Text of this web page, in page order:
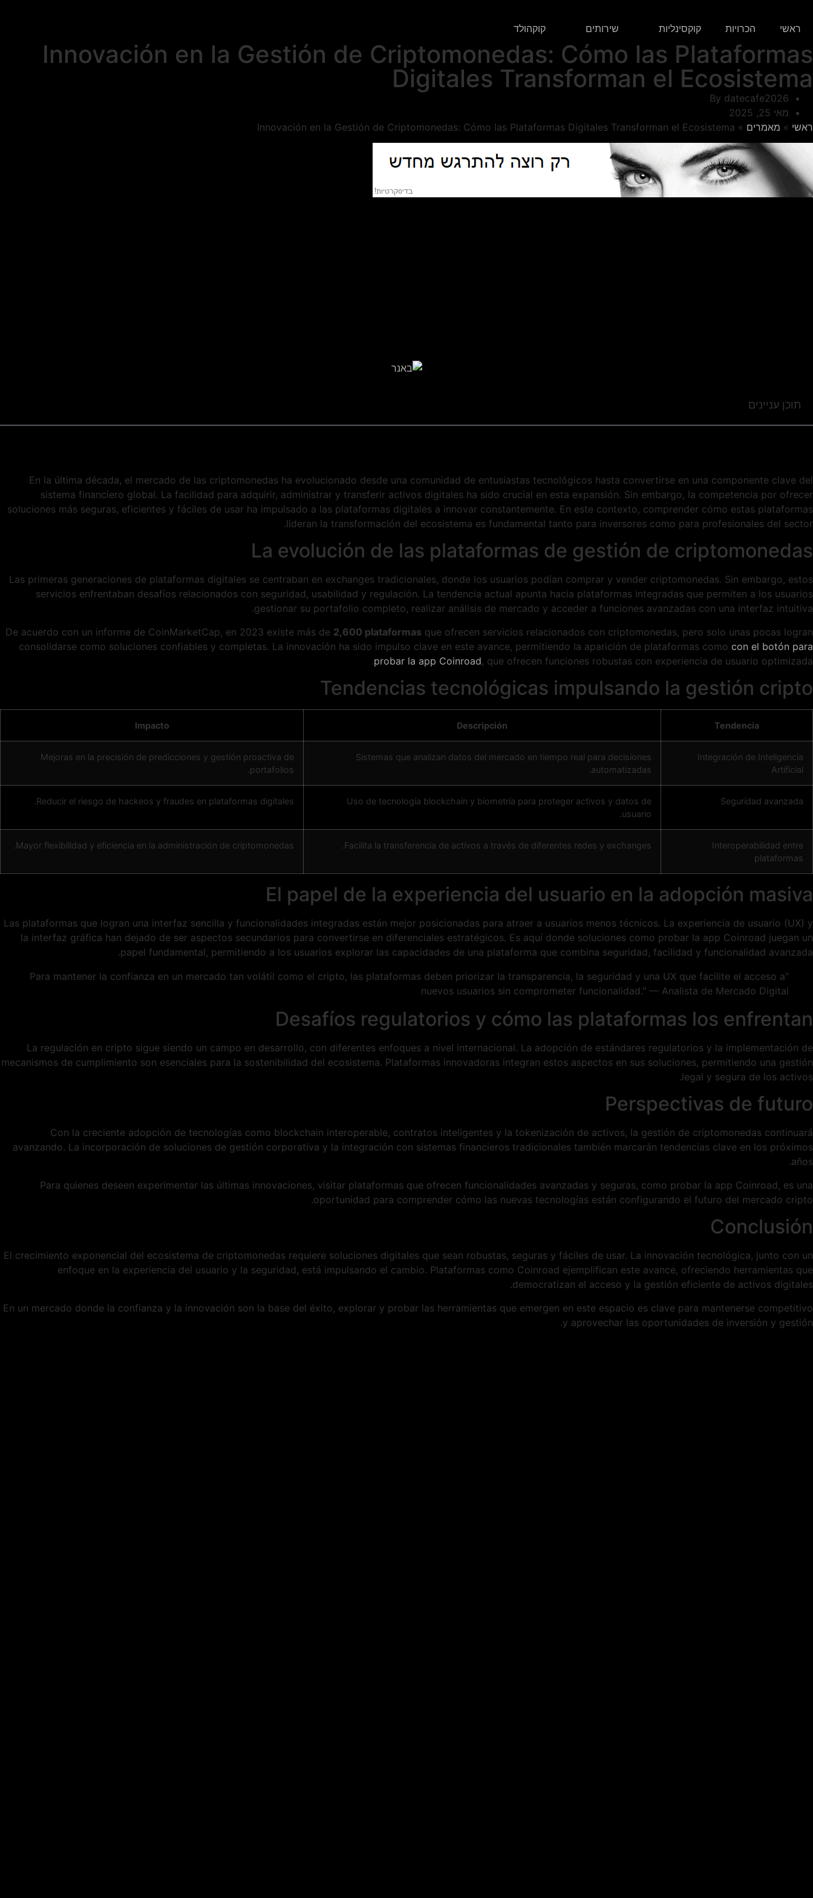
ראשי הכרויות קוקסינליות שירותים קוקהולד
Innovación en la Gestión de Criptomonedas: Cómo las Plataformas
Digitales Transforman el Ecosistema
By datecafe2026
מאי 25, 2025
ראשי » מאמרים »
Innovación en la Gestión de Criptomonedas: Cómo las Plataformas Digitales Transforman el Ecosistema
תוכן עניינים
En la última década, el mercado de las criptomonedas ha evolucionado desde una comunidad de entusiastas tecnológicos hasta convertirse en una componente clave del
sistema financiero global. La facilidad para adquirir, administrar y transferir activos digitales ha sido crucial en esta expansión. Sin embargo, la competencia por ofrecer
soluciones más seguras, eficientes y fáciles de usar ha impulsado a las plataformas digitales a innovar constantemente. En este contexto, comprender cómo estas plataformas
lideran la transformación del ecosistema es fundamental tanto para inversores como para profesionales del sector.
La evolución de las plataformas de gestión de criptomonedas
Las primeras generaciones de plataformas digitales se centraban en exchanges tradicionales, donde los usuarios podían comprar y vender criptomonedas. Sin embargo, estos
servicios enfrentaban desafíos relacionados con seguridad, usabilidad y regulación. La tendencia actual apunta hacia plataformas integradas que permiten a los usuarios
gestionar su portafolio completo, realizar análisis de mercado y acceder a funciones avanzadas con una interfaz intuitiva.
De acuerdo con un informe de CoinMarketCap, en 2023 existe más de 2,600 plataformas que ofrecen servicios relacionados con criptomonedas, pero solo unas pocas logran
consolidarse como soluciones confiables y completas. La innovación ha sido impulso clave en este avance, permitiendo la aparición de plataformas como con el botón para
probar la app Coinroad, que ofrecen funciones robustas con experiencia de usuario optimizada.
Tendencias tecnológicas impulsando la gestión cripto
Tendencia
Descripción
Impacto
Integración de Inteligencia
Artificial
Sistemas que analizan datos del mercado en tiempo real para decisiones
automatizadas.
Mejoras en la precisión de predicciones y gestión proactiva de
portafolios.
Seguridad avanzada
Uso de tecnología blockchain y biometría para proteger activos y datos de
usuario.
Reducir el riesgo de hackeos y fraudes en plataformas digitales.
Interoperabilidad entre
plataformas
Facilita la transferencia de activos a través de diferentes redes y exchanges.
Mayor flexibilidad y eficiencia en la administración de criptomonedas.
El papel de la experiencia del usuario en la adopción masiva
Las plataformas que logran una interfaz sencilla y funcionalidades integradas están mejor posicionadas para atraer a usuarios menos técnicos. La experiencia de usuario (UX) y
la interfaz gráfica han dejado de ser aspectos secundarios para convertirse en diferenciales estratégicos. Es aquí donde soluciones como probar la app Coinroad juegan un
papel fundamental, permitiendo a los usuarios explorar las capacidades de una plataforma que combina seguridad, facilidad y funcionalidad avanzada.
"Para mantener la confianza en un mercado tan volátil como el cripto, las plataformas deben priorizar la transparencia, la seguridad y una UX que facilite el acceso a
nuevos usuarios sin comprometer funcionalidad." — Analista de Mercado Digital
Desafíos regulatorios y cómo las plataformas los enfrentan
La regulación en cripto sigue siendo un campo en desarrollo, con diferentes enfoques a nivel internacional. La adopción de estándares regulatorios y la implementación de
mecanismos de cumplimiento son esenciales para la sostenibilidad del ecosistema. Plataformas innovadoras integran estos aspectos en sus soluciones, permitiendo una gestión
legal y segura de los activos.
Perspectivas de futuro
Con la creciente adopción de tecnologías como blockchain interoperable, contratos inteligentes y la tokenización de activos, la gestión de criptomonedas continuará
avanzando. La incorporación de soluciones de gestión corporativa y la integración con sistemas financieros tradicionales también marcarán tendencias clave en los próximos
años.
Para quienes deseen experimentar las últimas innovaciones, visitar plataformas que ofrecen funcionalidades avanzadas y seguras, como probar la app Coinroad, es una
oportunidad para comprender cómo las nuevas tecnologías están configurando el futuro del mercado cripto.
Conclusión
El crecimiento exponencial del ecosistema de criptomonedas requiere soluciones digitales que sean robustas, seguras y fáciles de usar. La innovación tecnológica, junto con un
enfoque en la experiencia del usuario y la seguridad, está impulsando el cambio. Plataformas como Coinroad ejemplifican este avance, ofreciendo herramientas que
democratizan el acceso y la gestión eficiente de activos digitales.
En un mercado donde la confianza y la innovación son la base del éxito, explorar y probar las herramientas que emergen en este espacio es clave para mantenerse competitivo
y aprovechar las oportunidades de inversión y gestión.